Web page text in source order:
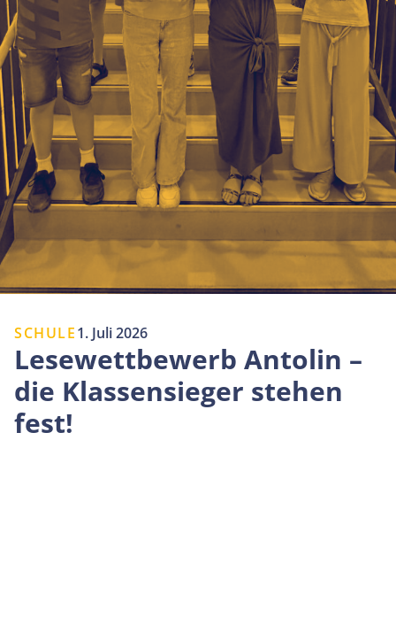
SCHULE1. Juli 2026
Lesewettbewerb Antolin –
die Klassensieger stehen
fest!